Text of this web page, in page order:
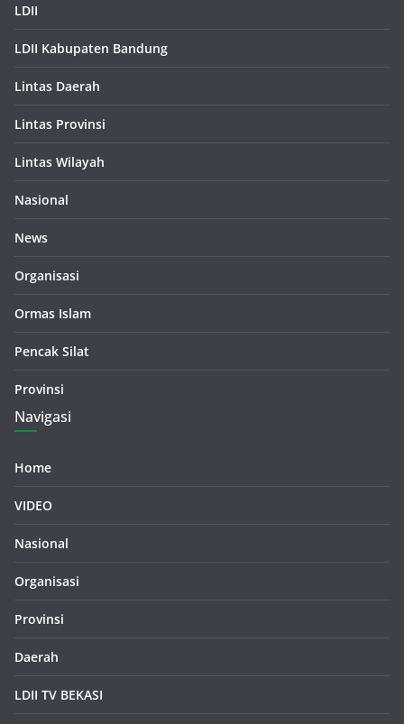
LDII
LDII Kabupaten Bandung
Lintas Daerah
Lintas Provinsi
Lintas Wilayah
Nasional
News
Organisasi
Ormas Islam
Pencak Silat
Provinsi
Navigasi
Home
VIDEO
Nasional
Organisasi
Provinsi
Daerah
LDII TV BEKASI